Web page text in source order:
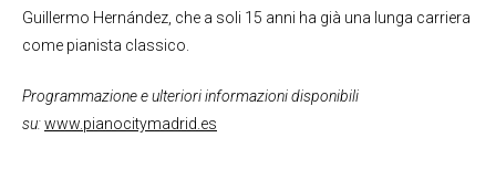
Guillermo Hernández, che a soli 15 anni ha già una lunga carriera
come pianista classico.
Programmazione e ulteriori informazioni disponibili
su:www.pianocitymadrid.es